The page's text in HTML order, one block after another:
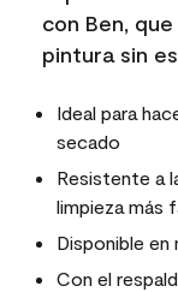
con Ben,
pintura sin
Ideal para
secado
Resistente a
limpieza más
Disponible en
Con el